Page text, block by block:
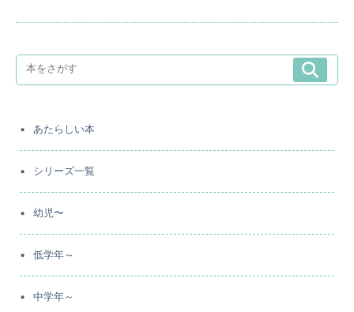
あたらしい本
シリーズ一覧
幼児〜
低学年～
中学年～